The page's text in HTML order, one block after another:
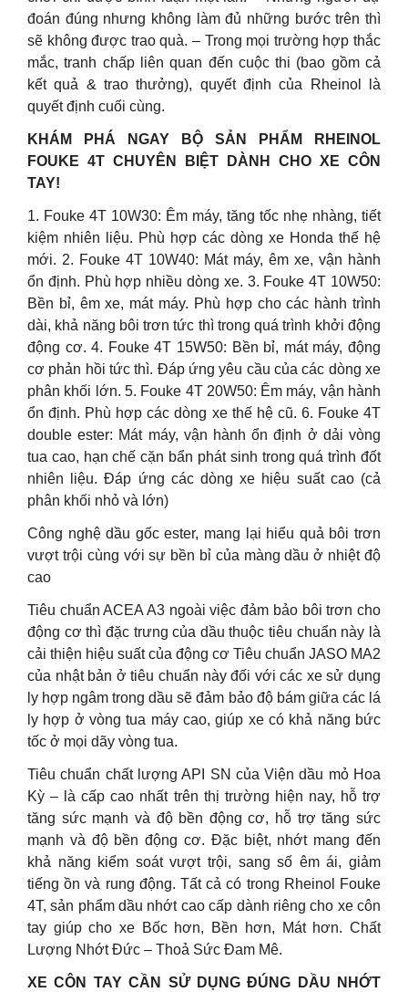
đoán đúng nhưng không làm đủ những bước trên thì
sẽ không được trao quà. – Trong mọi trường hợp thắc
mắc, tranh chấp liên quan đến cuộc thi (bao gồm cả
kết quả & trao thưởng), quyết định của Rheinol là
quyết định cuối cùng.
KHÁM PHÁ NGAY BỘ SẢN PHẨM RHEINOL
FOUKE 4T CHUYÊN BIỆT DÀNH CHO XE CÔN
TAY!
1. Fouke 4T 10W30: Êm máy, tăng tốc nhẹ nhàng, tiết
kiệm nhiên liệu. Phù hợp các dòng xe Honda thế hệ
mới. 2. Fouke 4T 10W40: Mát máy, êm xe, vận hành
ổn định. Phù hợp nhiều dòng xe. 3. Fouke 4T 10W50:
Bền bỉ, êm xe, mát máy. Phù hợp cho các hành trình
dài, khả năng bôi trơn tức thì trong quá trình khởi động
động cơ. 4. Fouke 4T 15W50: Bền bỉ, mát máy, động
cơ phản hồi tức thì. Đáp ứng yêu cầu của các dòng xe
phân khối lớn. 5. Fouke 4T 20W50: Êm máy, vận hành
ổn định. Phù hợp các dòng xe thế hệ cũ. 6. Fouke 4T
double ester: Mát máy, vận hành ổn định ở dải vòng
tua cao, hạn chế cặn bẩn phát sinh trong quá trình đốt
nhiên liệu. Đáp ứng các dòng xe hiệu suất cao (cả
phân khối nhỏ và lớn)
Công nghệ dầu gốc ester, mang lại hiểu quả bôi trơn
vượt trội cùng với sự bền bỉ của màng dầu ở nhiệt độ
cao
Tiêu chuẩn ACEA A3 ngoài việc đảm bảo bôi trơn cho
động cơ thì đặc trưng của dầu thuộc tiêu chuẩn này là
cải thiện hiệu suất của động cơ Tiêu chuẩn JASO MA2
của nhật bản ở tiêu chuẩn này đối với các xe sử dụng
ly hợp ngâm trong dầu sẽ đảm bảo độ bám giữa các lá
ly hợp ở vòng tua máy cao, giúp xe có khả năng bức
tốc ở mọi dãy vòng tua.
Tiêu chuẩn chất lượng API SN của Viện dầu mỏ Hoa
Kỳ – là cấp cao nhất trên thị trường hiện nay, hỗ trợ
tăng sức mạnh và độ bền động cơ, hỗ trợ tăng sức
mạnh và độ bền động cơ. Đặc biệt, nhớt mang đến
khả năng kiểm soát vượt trội, sang số êm ái, giảm
tiếng ồn và rung động. Tất cả có trong Rheinol Fouke
4T, sản phẩm dầu nhớt cao cấp dành riêng cho xe côn
tay giúp cho xe Bốc hơn, Bền hơn, Mát hơn. Chất
Lượng Nhớt Đức – Thoả Sức Đam Mê.
XE CÔN TAY CẦN SỬ DỤNG ĐÚNG DẦU NHỚT